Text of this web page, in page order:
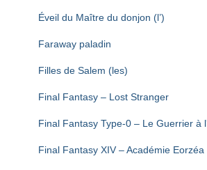
Éveil du Maître du donjon (l’)
Faraway paladin
Filles de Salem (les)
Final Fantasy – Lost Stranger
Final Fantasy Type-0 – Le Guerrier à
Final Fantasy XIV – Académie Eorzéa